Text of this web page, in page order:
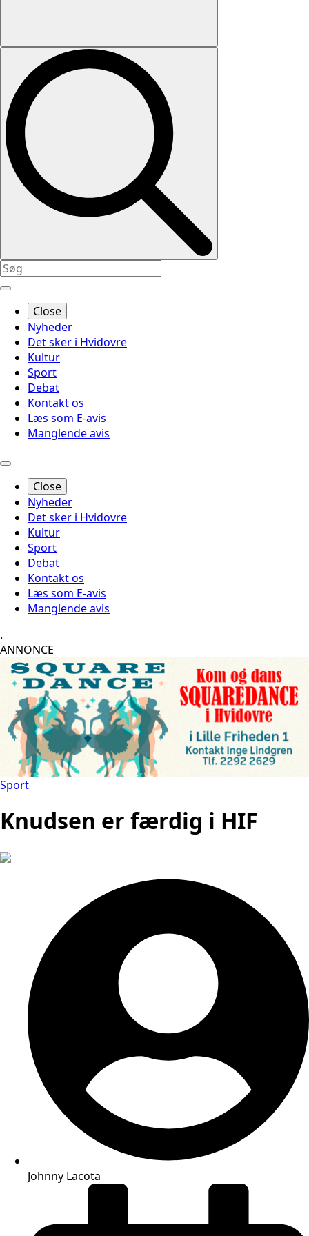
Close
Nyheder
Det sker i Hvidovre
Kultur
Sport
Debat
Kontakt os
Læs som E-avis
Manglende avis
Close
Nyheder
Det sker i Hvidovre
Kultur
Sport
Debat
Kontakt os
Læs som E-avis
Manglende avis
.
ANNONCE
Sport
Knudsen er færdig i HIF
Johnny Lacota